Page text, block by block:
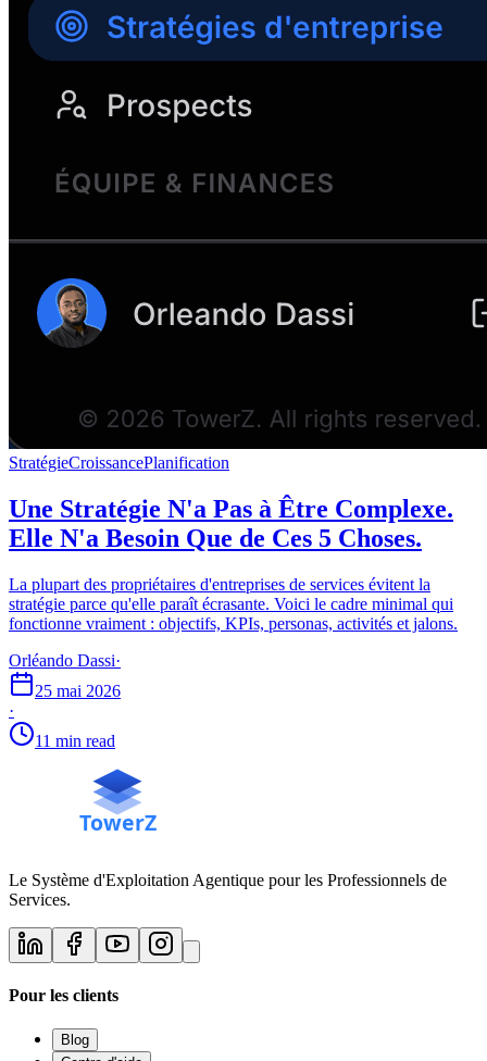
StratégieCroissancePlanification
Une Stratégie N'a Pas à Être Complexe.
Elle N'a Besoin Que de Ces 5 Choses.
La plupart des propriétaires d'entreprises de services évitent la
stratégie parce qu'elle paraît écrasante. Voici le cadre minimal qui
fonctionne vraiment : objectifs, KPIs, personas, activités et jalons.
Orléando Dassi·
25 mai 2026
·
11 min read
Le Système d'Exploitation Agentique pour les Professionnels de
Services.
Pour les clients
Blog